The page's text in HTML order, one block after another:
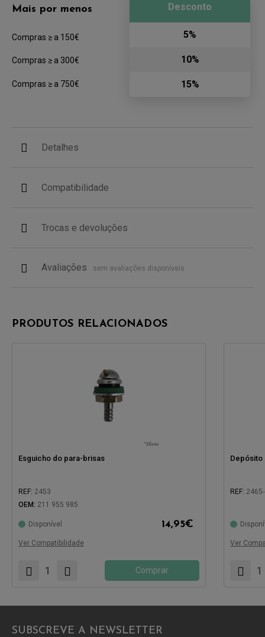
Mais por menos
Compras ≥ a 150€
Compras ≥ a 300€
Compras ≥ a 750€
Desconto
5%
10%
15%
Detalhes
Compatibilidade
Trocas e devoluções
Avaliações sem avaliações disponíveis
PRODUTOS RELACIONADOS
Esguicho do para-brisas
REF: 2453
OEM: 211 955 985
Disponível 14,95€
Ver Compatibilidade
Comprar
Depósito
REF:
Ver
SUBSCREVE A NEWSLETTER